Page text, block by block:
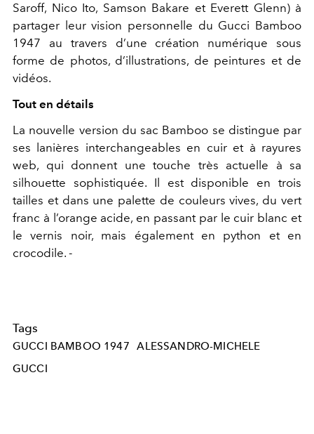
Saroff, Nico Ito, Samson Bakare et Everett Glenn) à
partager leur vision personnelle du Gucci Bamboo
1947 au travers d’une création numérique sous
forme de photos, d’illustrations, de peintures et de
vidéos.
Tout en détails
La nouvelle version du sac Bamboo se distingue par
ses lanières interchangeables en cuir et à rayures
web, qui donnent une touche très actuelle à sa
silhouette sophistiquée. Il est disponible en trois
tailles et dans une palette de couleurs vives, du vert
franc à l’orange acide, en passant par le cuir blanc et
le vernis noir, mais également en python et en
crocodile. -
Tags
GUCCI BAMBOO 1947
ALESSANDRO-MICHELE
GUCCI